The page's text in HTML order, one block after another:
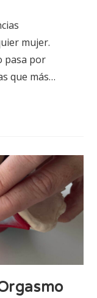
mujer.
pasa por
que más…